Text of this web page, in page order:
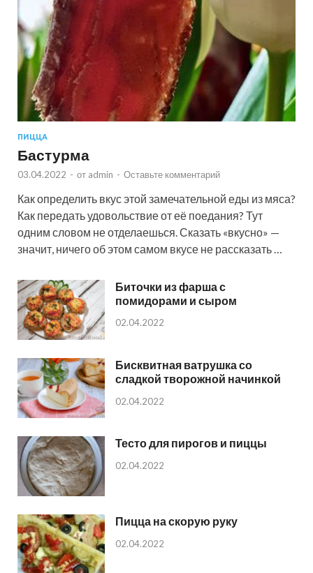
ПИЦЦА
Бастурма
03.04.2022 - от admin - Оставьте комментарий
Как определить вкус этой замечательной еды из мяса?
Как передать удовольствие от её поедания? Тут
одним словом не отделаешься. Сказать «вкусно» —
значит, ничего об этом самом вкусе не рассказать …
Биточки из фарша с
помидорами и сыром
02.04.2022
Бисквитная ватрушка со
сладкой творожной начинкой
02.04.2022
Тесто для пирогов и пиццы
02.04.2022
Пицца на скорую руку
02.04.2022